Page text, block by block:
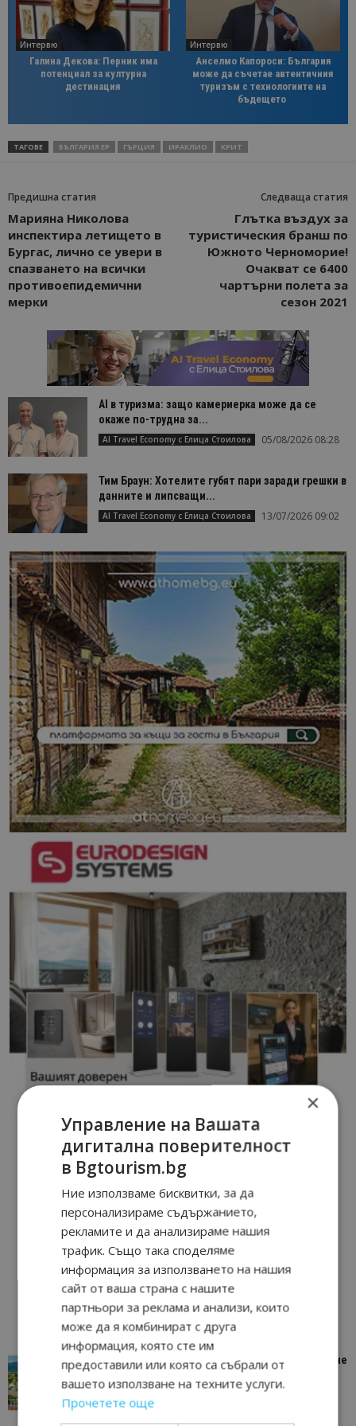
Интервю
Галина Декова: Перник има
потенциал за културна
дестинация
Интервю
Анселмо Капороси: България
може да съчетае автентичния
туризъм с технологиите на
бъдещето
ТАГОВЕ БЪЛГАРИЯ ЕР ГЪРЦИЯ ИРАКЛИО КРИТ
Предишна статия
Марияна Николова
инспектира летището в
Бургас, лично се увери в
спазването на всички
противоепидемични
мерки
Следваща статия
Глътка въздух за
туристическия бранш по
Южното Черноморие!
Очакват се 6400
чартърни полета за
сезон 2021
AI в туризма: защо камериерка може да се
окаже по-трудна за...
AI Travel Economy с Елица Стоилова 05/08/2026 08:28
Тим Браун: Хотелите губят пари заради грешки в
данните и липсващи...
AI Travel Economy с Елица Стоилова 13/07/2026 09:02
“Пощенска картичка от…”: Петрич – Изживяване
×
Управление на Вашата
дигитална поверителност
в Bgtourism.bg
Ние използваме бисквитки, за да
персонализираме съдържанието,
рекламите и да анализираме нашия
трафик. Също така споделяме
информация за използването на нашия
сайт от ваша страна с нашите
партньори за реклама и анализи, които
може да я комбинират с друга
информация, която сте им
предоставили или която са събрали от
вашето използване на техните услуги.
Прочетете още